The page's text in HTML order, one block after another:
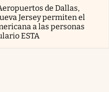
de Dallas,
Jersey permiten el
a las personas
ESTA